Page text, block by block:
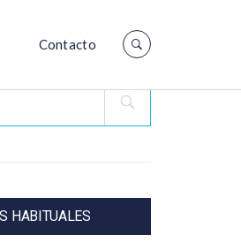
Contacto
HABITUALES